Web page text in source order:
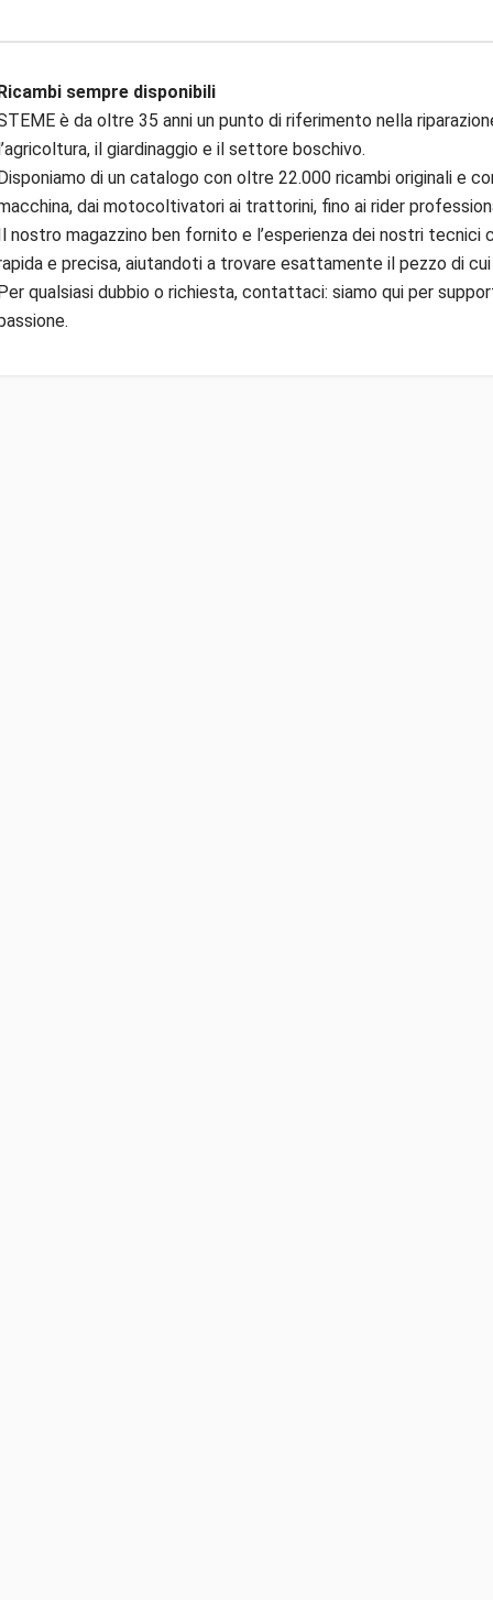
sempre disponibili
è da oltre 35 anni un punto di riferimento nella
il giardinaggio e il settore boschivo.
di un catalogo con oltre 22.000 ricambi originali e
dai motocoltivatori ai trattorini, fino ai rider
nostro magazzino ben fornito e l’esperienza dei nostri
e precisa, aiutandoti a trovare esattamente il pezzo di cui
qualsiasi dubbio o richiesta, contattaci: siamo qui per